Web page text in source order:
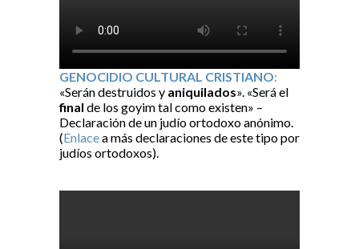
GENOCIDIO CULTURAL CRISTIANO:
«Serán destruidos y aniquilados». «Será el
final de los goyim tal como existen» –
Declaración de un judío ortodoxo anónimo.
(Enlacea más declaraciones de este tipo por
judíos ortodoxos).